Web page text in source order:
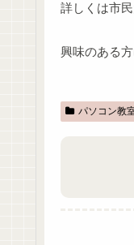
詳しくは市
興味のある
パソコン教